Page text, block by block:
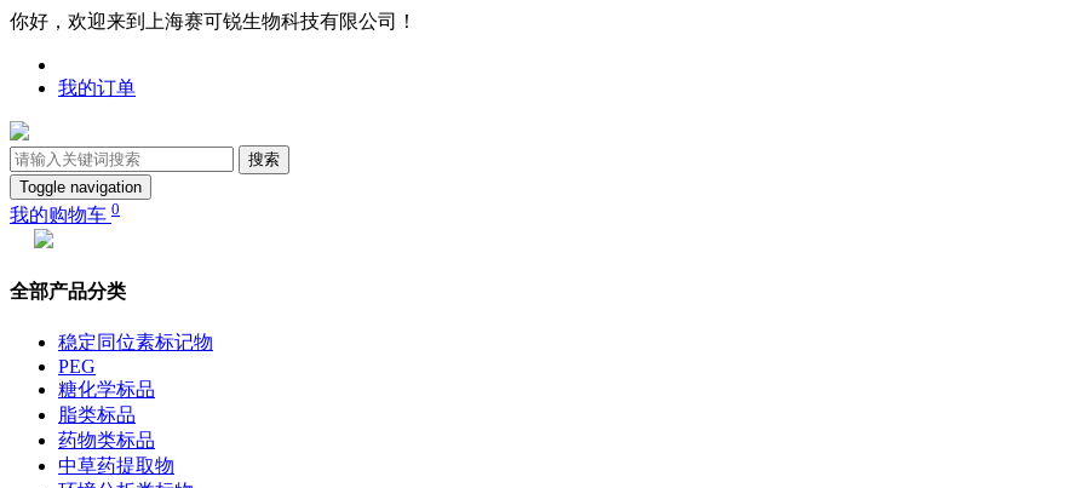
你好，欢迎来到上海赛可锐生物科技有限公司！
我的订单
搜索
Toggle navigation
我的购物车 0
全部产品分类
稳定同位素标记物
PEG
糖化学标品
脂类标品
药物类标品
中草药提取物